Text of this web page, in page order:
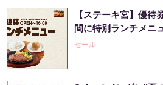
【ステーキ宮】優待
間に特別ランチメニ
セール